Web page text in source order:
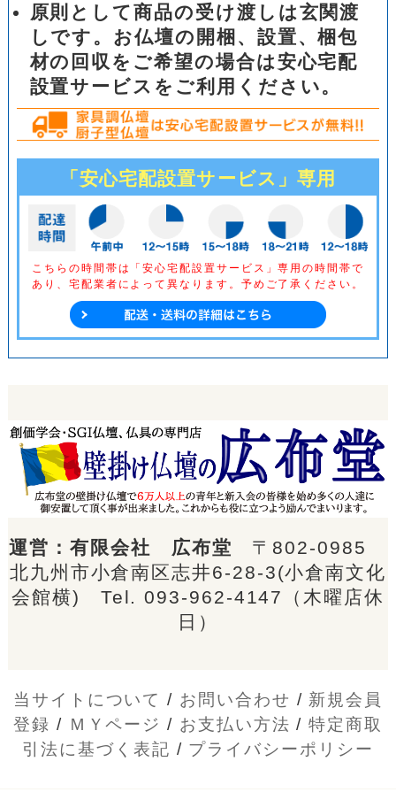
原則として商品の受け渡しは玄関渡
しです。お仏壇の開梱、設置、梱包
材の回収をご希望の場合は安心宅配
設置サービスをご利用ください。
「安心宅配設置サービス」専用
こちらの時間帯は「安心宅配設置サービス」専用の時間帯で
あり、 宅配業者によって異なります。予めご了承ください。
運営：有限会社 広布堂 〒802-0985
北九州市小倉南区志井6-28-3(小倉南文化
会館横) Tel.093-962-4147
（木曜店休
日）
当サイトについて / お問い合わせ / 新規会員
登録 / ＭＹページ / お支払い方法 /特定商取
引法に基づく表記 / プライバシーポリシー